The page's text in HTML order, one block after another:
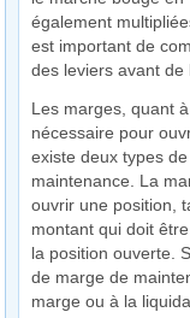
également
est important de
des leviers avant
Les marges, quant
nécessaire pour
existe deux types
maintenance. La
ouvrir une position,
montant qui doit
la position ouverte.
de marge de
marge ou à la